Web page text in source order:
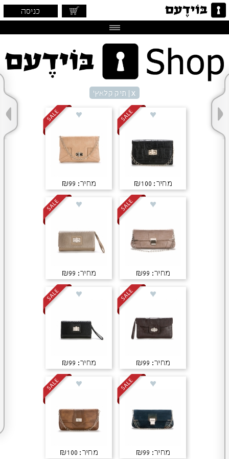
כניסה
x| תיק קלאץ'
מחיר: ₪100 מחיר: ₪99
מחיר: ₪99 מחיר: ₪99
מחיר: ₪99 מחיר: ₪99
מחיר: ₪99 מחיר: ₪100